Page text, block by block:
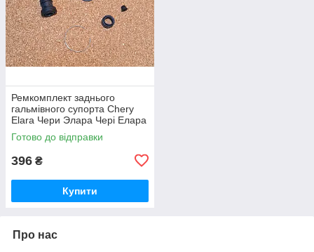
Ремкомплект заднього
гальмівного супорта Chery
Elara Чери Элара Чері Елара
Готово до відправки
396 ₴
Купити
Про нас